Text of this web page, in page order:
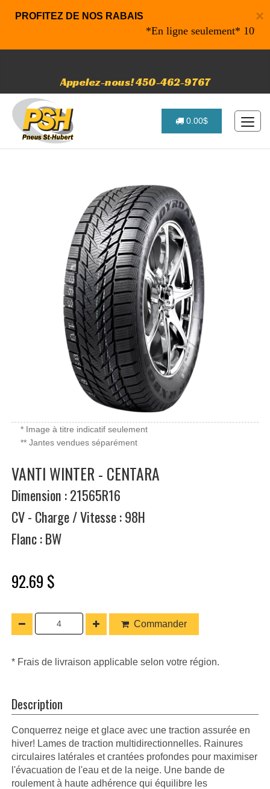
×
PROFITEZ DE NOS RABAIS
*En ligne seulement* 10% de
Appelez-nous! 450-462-9767
0.00$
* Image à titre indicatif seulement
** Jantes vendues séparément
VANTI WINTER - CENTARA
Dimension : 21565R16
CV - Charge / Vitesse : 98H
Flanc : BW
92.69 $
Commander
* Frais de livraison applicable selon votre région.
Description
Conquerrez neige et glace avec une traction assurée en
hiver! Lames de traction multidirectionnelles. Rainures
circulaires latérales et crantées profondes pour maximiser
l'évacuation de l'eau et de la neige. Une bande de
roulement à haute adhérence qui équilibre les